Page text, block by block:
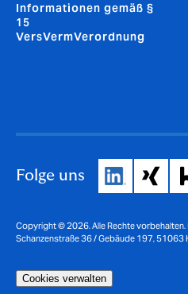
Informationen gemäß §
15
VersVermVerordnung
Folge uns
Copyright © 2026. Alle Rechte vorbehalten.
Schanzenstraße 36 / Gebäude 197, 51063
Cookies verwalten